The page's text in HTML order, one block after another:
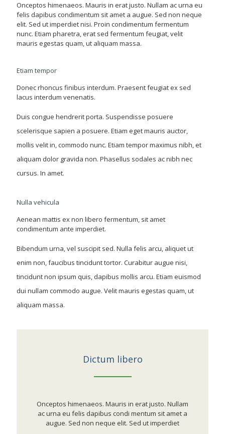
Onceptos himenaeos. Mauris in erat justo. Nullam ac urna eu
felis dapibus condimentum sit amet a augue. Sed non neque
elit. Sed ut imperdiet nisi. Proin condimentum fermentum
nunc. Etiam pharetra, erat sed fermentum feugiat, velit
mauris egestas quam, ut aliquam massa.
Etiam tempor
Donec rhoncus finibus interdum. Praesent feugiat ex sed
lacus interdum venenatis.
Duis congue hendrerit porta. Suspendisse posuere
scelerisque sapien a posuere. Etiam eget mauris auctor,
mollis velit in, commodo nunc. Etiam tempor maximus nibh, et
aliquam dolor gravida non. Phasellus sodales ac nibh nec
cursus. In amet.
Nulla vehicula
Aenean mattis ex non libero fermentum, sit amet
condimentum ante imperdiet.
Bibendum urna, vel suscipit sed. Nulla felis arcu, aliquet ut
enim non, faucibus tincidunt tortor. Curabitur augue nisi,
tincidunt non ipsum quis, dapibus mollis arcu. Etiam euismod
dui nullam commodo augue. Velit mauris egestas quam, ut
aliquam massa.
Dictum libero
Onceptos himenaeos. Mauris in erat justo. Nullam
ac urna eu felis dapibus condi mentum sit amet a
augue. Sed non neque elit. Sed ut imperdiet